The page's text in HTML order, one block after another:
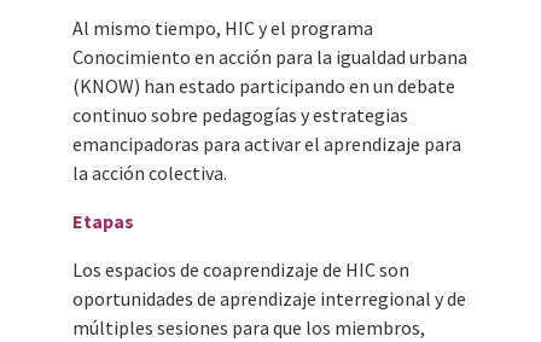
Al mismo tiempo, HIC y el programa
Conocimiento en acción para la igualdad urbana
(KNOW) han estado participando en un debate
continuo sobre pedagogías y estrategias
emancipadoras para activar el aprendizaje para
la acción colectiva.
Etapas
Los espacios de coaprendizaje de HIC son
oportunidades de aprendizaje interregional y de
múltiples sesiones para que los miembros,